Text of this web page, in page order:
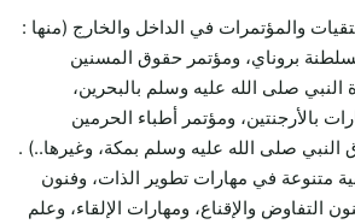
والمؤتمرات في الداخل والخارج (منها :
بروناي، ومؤتمر حقوق المسنين
النبي صلى الله عليه وسلم بالبحرين،
بالأرجنتين، ومؤتمر أطباء الحرمين
النبي صلى الله عليه وسلم بمكة، وغيرها..) .
متنوعة في مهارات تطوير الذات، وفنون
التفاوض والإقناع، ومهارات الإلقاء، وعلم